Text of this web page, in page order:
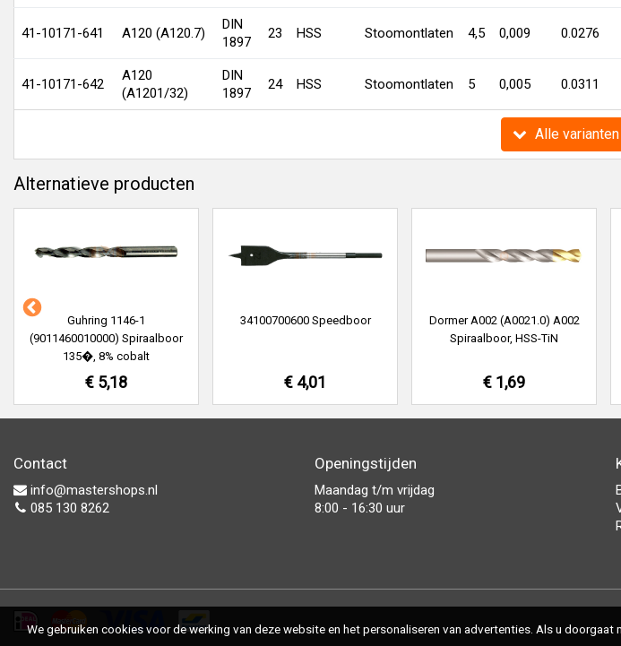
41-10171-641 A120 (A120.7)
DIN
1897
23 HSS Stoomontlaten 4,5 0,009 0.0276
41-10171-642
A120
(A1201/32)
DIN
1897
24 HSS Stoomontlaten 5 0,005 0.0311
Alle
Alternatieve producten
Guhring 1146-1
(9011460010000) Spiraalboor
135�, 8% cobalt
€ 5,18
34100700600 Speedboor
€ 4,01
Dormer A002 (A0021.0) A002
Spiraalboor, HSS-TiN
€ 1,69
Contact
info@mastershops.nl
085 130 8262
Openingstijden
Maandag t/m vrijdag
8:00 - 16:30 uur
We gebruiken cookies voor de werking van deze website en het personaliseren van advertenties. Als u